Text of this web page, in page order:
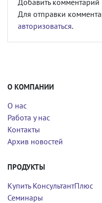
Добавить комментарий
Для отправки
авторизоваться.
О КОМПАНИИ
О нас
Работа у нас
Контакты
Архив новостей
ПРОДУКТЫ
Купить КонсультантПлюс
Семинары